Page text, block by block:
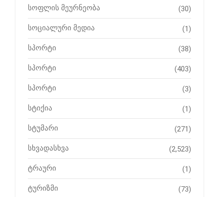
სოფლის მეურნეობა (30)
სოციალური მედია (1)
სპორტი (38)
სპორტი (403)
სპორტი (3)
სტიქია (1)
სტუმარი (271)
სხვადასხვა (2,523)
ტრაური (1)
ტურიზმი (73)